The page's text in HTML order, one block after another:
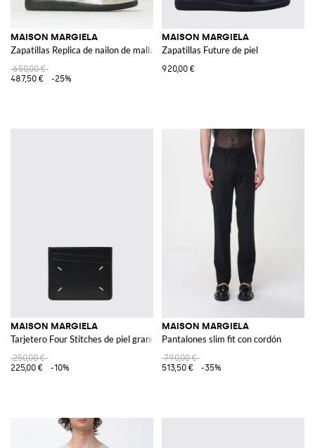
MAISON MARGIELA
Zapatillas Replica de nailon de malla y ante usado
650,00 €
487,50 €
-25%
MAISON MARGIELA
Zapatillas Future de piel
920,00 €
MAISON MARGIELA
Tarjetero Four Stitches de piel granulada
250,00 €
225,00 €
-10%
MAISON MARGIELA
Pantalones slim fit con cordón
790,00 €
513,50 €
-35%